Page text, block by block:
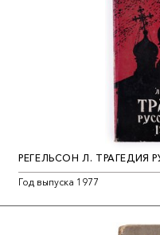
РЕГЕЛЬСОН Л. ТРАГЕДИЯ
Год выпуска 1977